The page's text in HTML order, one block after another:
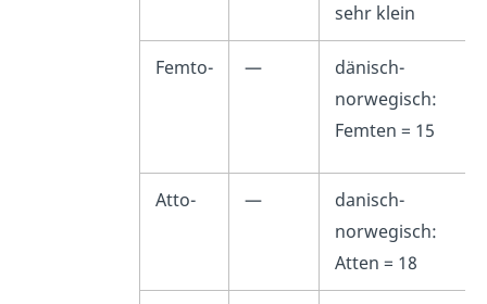
sehr klein
Femto- —
dänisch-
norwegisch:
Femten = 15
Atto- —
danisch-
norwegisch:
Atten = 18